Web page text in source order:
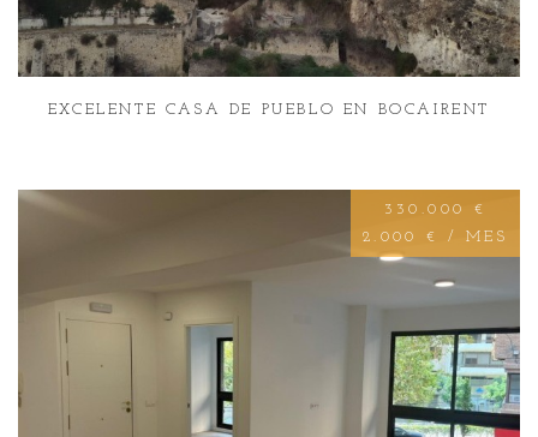
EXCELENTE CASA DE PUEBLO EN BOCAIRENT
330.000 €
2.000 € / MES